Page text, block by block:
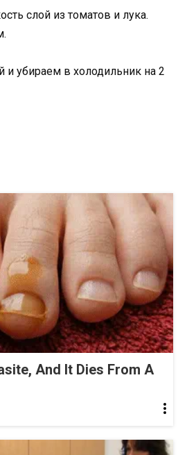
слой из томатов и лука.
убираем в холодильник на 2
And It Dies From A